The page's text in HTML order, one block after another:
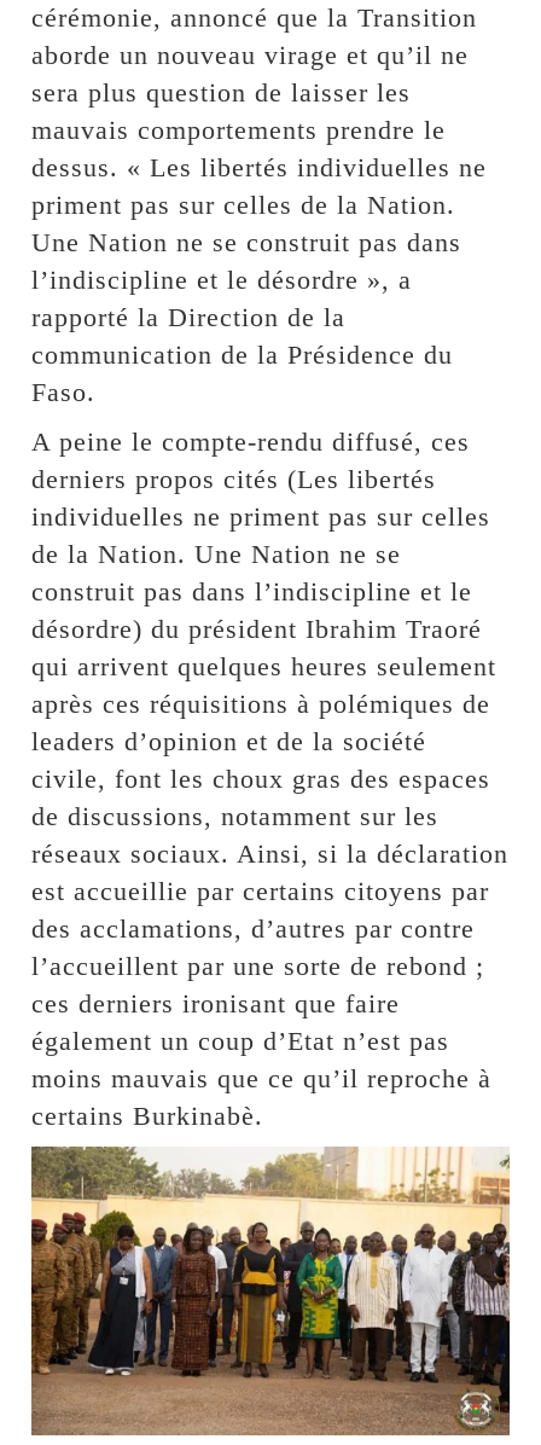
cérémonie, annoncé que la Transition
aborde un nouveau virage et qu’il ne
sera plus question de laisser les
mauvais comportements prendre le
dessus. « Les libertés individuelles ne
priment pas sur celles de la Nation.
Une Nation ne se construit pas dans
l’indiscipline et le désordre », a
rapporté la Direction de la
communication de la Présidence du
Faso.
A peine le compte-rendu diffusé, ces
derniers propos cités (Les libertés
individuelles ne priment pas sur celles
de la Nation. Une Nation ne se
construit pas dans l’indiscipline et le
désordre) du président Ibrahim Traoré
qui arrivent quelques heures seulement
après ces réquisitions à polémiques de
leaders d’opinion et de la société
civile, font les choux gras des espaces
de discussions, notamment sur les
réseaux sociaux. Ainsi, si la déclaration
est accueillie par certains citoyens par
des acclamations, d’autres par contre
l’accueillent par une sorte de rebond ;
ces derniers ironisant que faire
également un coup d’Etat n’est pas
moins mauvais que ce qu’il reproche à
certains Burkinabè.